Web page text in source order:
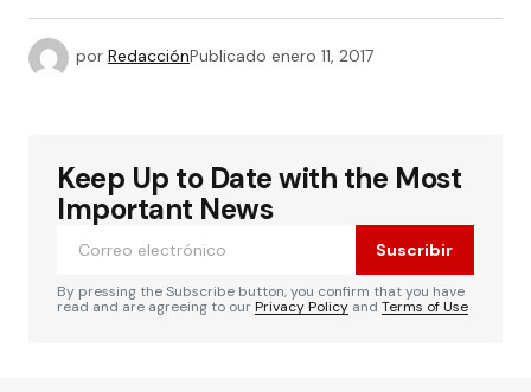
por RedacciónPublicado enero 11, 2017
Keep Up to Date with the Most
Important News
Suscribir
By pressing the Subscribe button, you confirm that you have
read and are agreeing to ourPrivacy Policy and Terms of Use